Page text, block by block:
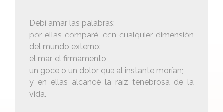
Debí amar las palabras;
por ellas comparé, con cualquier dimensión
del mundo externo:
el mar, el firmamento,
un goce o un dolor que al instante morían;
y en ellas alcancé la raíz tenebrosa de la
vida.